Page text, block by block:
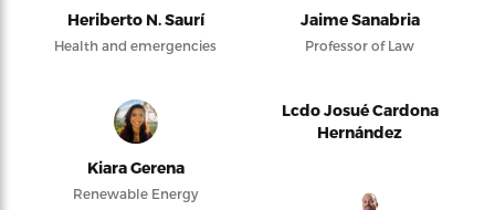
Heriberto N. Saurí
Health and emergencies
Jaime Sanabria
Professor of Law
Kiara Gerena
Renewable Energy
Lcdo Josué Cardona
Hernández